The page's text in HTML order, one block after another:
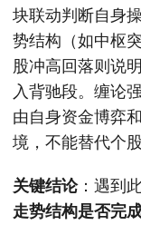
块联动判断自身
势结构（如中枢
股冲高回落则说
入背驰段。缠论
由自身资金博弈
境，不能替代个
关键结论：遇到
走势结构是否完